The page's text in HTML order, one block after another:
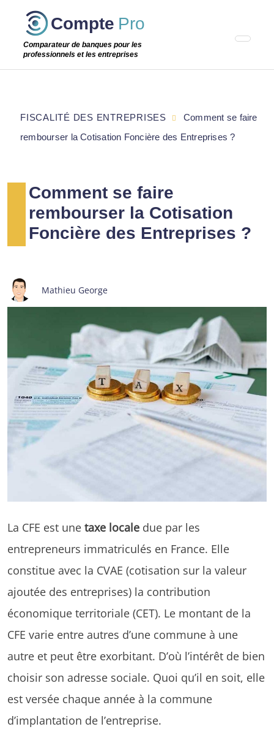
Passer
étape
Compte Pro
Comparateur de banques pour les
professionnels et les entreprises
Comment se faire
rembourser la Cotisation
Foncière des Entreprises ?
Mathieu George
La CFE est une taxe locale due par les
entrepreneurs immatriculés en France. Elle
constitue avec la CVAE (cotisation sur la valeur
ajoutée des entreprises) la contribution
économique territoriale (CET). Le montant de la
CFE varie entre autres d’une commune à une
autre et peut être exorbitant. D’où l’intérêt de bien
choisir son adresse sociale. Quoi qu’il en soit, elle
est versée chaque année à la commune
d’implantation de l’entreprise.
FISCALITÉ DES ENTREPRISES
Comment se faire
rembourser la Cotisation Foncière des Entreprises ?